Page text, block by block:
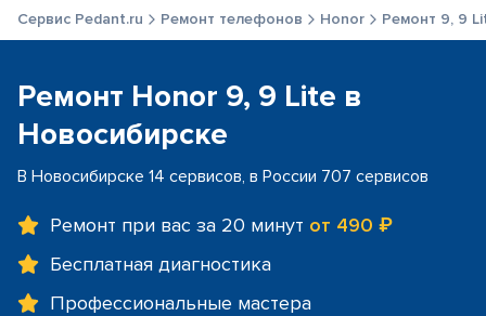
Сервис Pedant.ru Ремонт телефонов Honor Ремонт 9, 9
Ремонт Honor 9, 9 Lite в
Новосибирске
В Новосибирске 14 сервисов, в России 707 сервисов
Ремонт при вас за 20 минут от 490 ₽
Бесплатная диагностика
Профессиональные мастера